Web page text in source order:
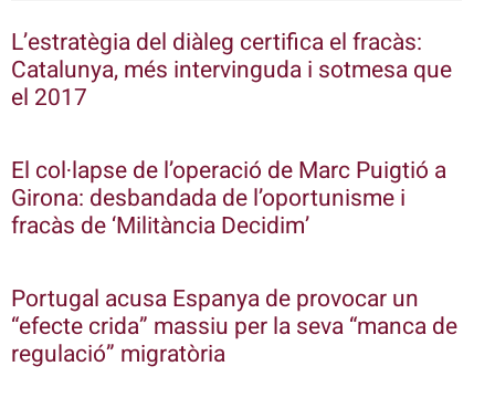
L’estratègia del diàleg certifica el fracàs:
Catalunya, més intervinguda i sotmesa que
el 2017
El col·lapse de l’operació de Marc Puigtió a
Girona: desbandada de l’oportunisme i
fracàs de ‘Militància Decidim’
Portugal acusa Espanya de provocar un
“efecte crida” massiu per la seva “manca de
regulació” migratòria